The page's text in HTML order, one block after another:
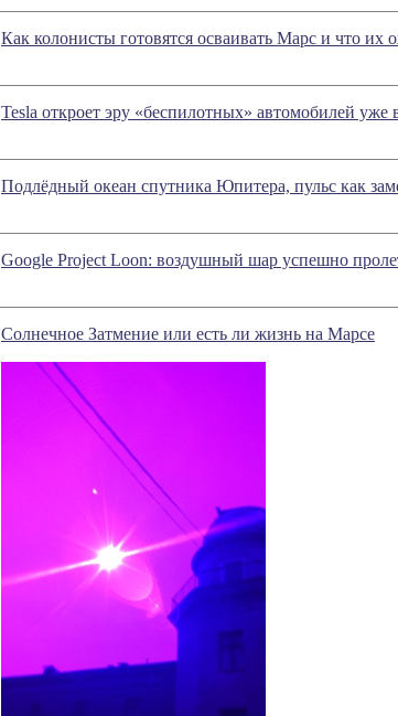
Как колонисты готовятся осваивать Марс и что их
Tesla откроет эру «беспилотных» автомобилей уже
Подлёдный океан спутника Юпитера, пульс как
Google Project Loon: воздушный шар успешно
Солнечное Затмение или есть ли жизнь на Марсе